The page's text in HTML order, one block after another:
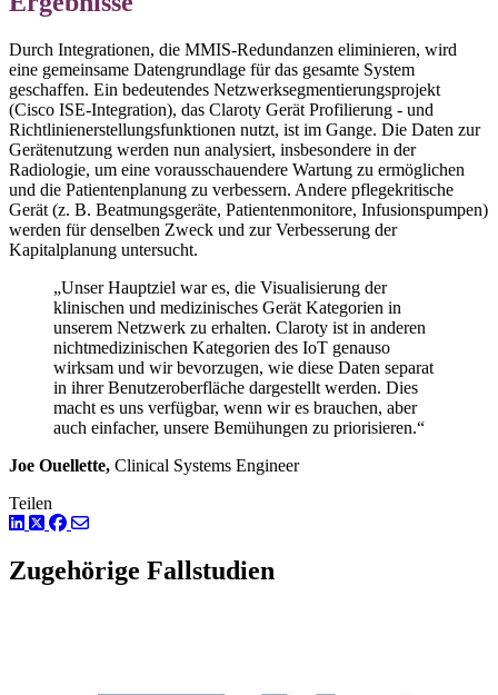
Durch Integrationen, die MMIS-Redundanzen eliminieren, wird
eine gemeinsame Datengrundlage für das gesamte System
geschaffen. Ein bedeutendes Netzwerksegmentierungsprojekt
(Cisco ISE-Integration), das Claroty Gerät Profilierung - und
Richtlinienerstellungsfunktionen nutzt, ist im Gange. Die Daten zur
Gerätenutzung werden nun analysiert, insbesondere in der
Radiologie, um eine vorausschauendere Wartung zu ermöglichen
und die Patientenplanung zu verbessern. Andere pflegekritische
Gerät (z. B. Beatmungsgeräte, Patientenmonitore, Infusionspumpen)
werden für denselben Zweck und zur Verbesserung der
Kapitalplanung untersucht.
„Unser Hauptziel war es, die Visualisierung der
klinischen und medizinisches Gerät Kategorien in
unserem Netzwerk zu erhalten. Claroty ist in anderen
nichtmedizinischen Kategorien des IoT genauso
wirksam und wir bevorzugen, wie diese Daten separat
in ihrer Benutzeroberfläche dargestellt werden. Dies
macht es uns verfügbar, wenn wir es brauchen, aber
auch einfacher, unsere Bemühungen zu priorisieren.“
Joe Ouellette, Clinical Systems Engineer
Teilen
LinkedIn
TwitterFacebook
Zugehörige Fallstudien